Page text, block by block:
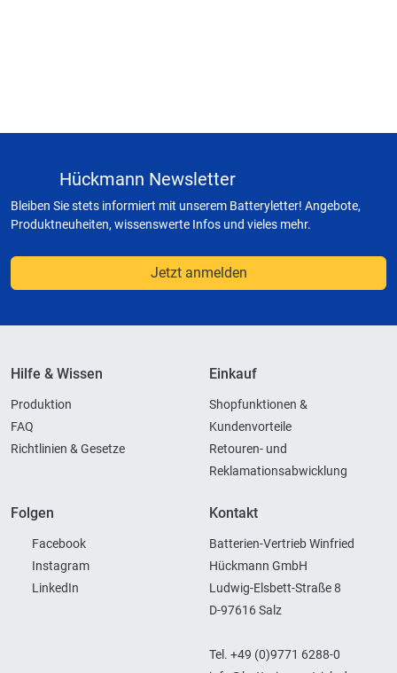
Hückmann Newsletter
Bleiben Sie stets informiert mit unserem Batteryletter! Angebote,
Produktneuheiten, wissenswerte Infos und vieles mehr.
Jetzt anmelden
Hilfe & Wissen
Produktion
FAQ
Richtlinien & Gesetze
Einkauf
Shopfunktionen &
Kundenvorteile
Retouren- und
Reklamationsabwicklung
Folgen
Facebook
Instagram
LinkedIn
Kontakt
Batterien-Vertrieb Winfried
Hückmann GmbH
Ludwig-Elsbett-Straße 8
D-97616 Salz
Tel. +49 (0)9771 6288-0